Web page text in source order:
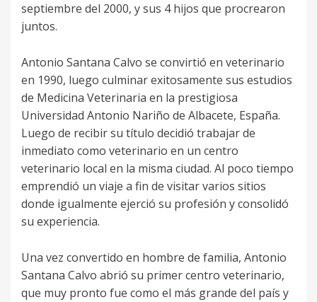
septiembre del 2000, y sus 4 hijos que procrearon
juntos.
Antonio Santana Calvo se convirtió en veterinario
en 1990, luego culminar exitosamente sus estudios
de Medicina Veterinaria en la prestigiosa
Universidad Antonio Nariño de Albacete, España.
Luego de recibir su título decidió trabajar de
inmediato como veterinario en un centro
veterinario local en la misma ciudad. Al poco tiempo
emprendió un viaje a fin de visitar varios sitios
donde igualmente ejerció su profesión y consolidó
su experiencia.
Una vez convertido en hombre de familia, Antonio
Santana Calvo abrió su primer centro veterinario,
que muy pronto fue como el más grande del país y